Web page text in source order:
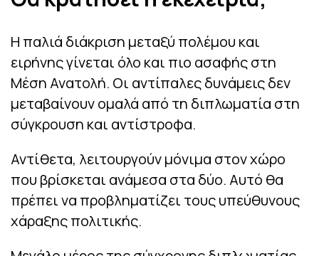
Η παλιά διάκριση μεταξύ πολέμου και
ειρήνης γίνεται όλο και πιο ασαφής στη
Μέση Ανατολή. Οι αντίπαλες δυνάμεις δεν
μεταβαίνουν ομαλά από τη διπλωματία στη
σύγκρουση και αντίστροφα.
Αντίθετα, λειτουργούν μόνιμα στον χώρο
που βρίσκεται ανάμεσα στα δύο. Αυτό θα
πρέπει να προβληματίζει τους υπεύθυνους
χάραξης πολιτικής.